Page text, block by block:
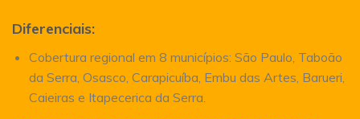
Diferenciais:
Cobertura regional em 8 municípios: São Paulo, Taboão
da Serra, Osasco, Carapicuíba, Embu das Artes, Barueri,
Caieiras e Itapecerica da Serra.